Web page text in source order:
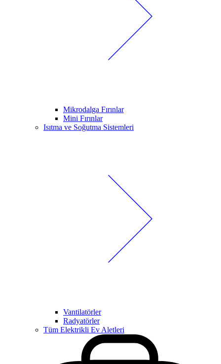
Mikrodalga Fırınlar
Mini Fırınlar
Isıtma ve Soğutma Sistemleri
Vantilatörler
Radyatörler
Tüm Elektrikli Ev Aletleri